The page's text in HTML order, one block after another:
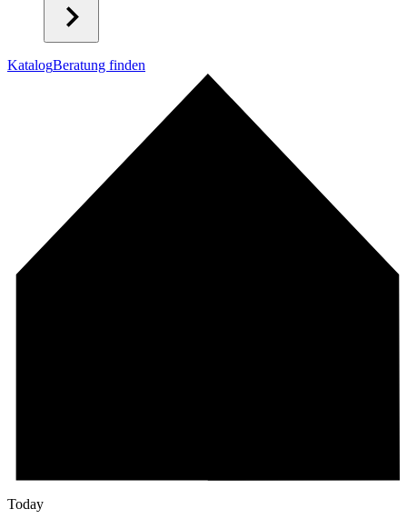
KatalogBeratung finden
Today